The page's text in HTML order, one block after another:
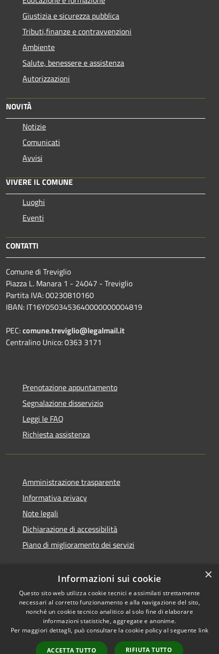
Giustizia e sicurezza pubblica
Tributi,finanze e contravvenzioni
Ambiente
Salute, benessere e assistenza
Autorizzazioni
NOVITÀ
Notizie
Comunicati
Avvisi
VIVERE IL COMUNE
Luoghi
Eventi
CONTATTI
Comune di Treviglio
Piazza L. Manara 1 - 24047 - Treviglio
Partita IVA: 00230810160
IBAN: IT16Y0503453640000000004819
PEC:comune.treviglio@legalmail.it
Centralino Unico: 0363 3171
Prenotazione appuntamento
Segnalazione disservizio
Leggi le FAQ
Richiesta assistenza
Amministrazione trasparente
Informativa privacy
Note legali
Dichiarazione di accessibilità
Piano di miglioramento dei servizi
RSS
Accessibilità
Privacy
Cookie
Mappa del sito
Copyright © 2026 • Comune di
Treviglio • Powered by
Municipium•Accesso
redazione
×
Informazioni sui cookie
Questo sito web utilizza cookie tecnici e assimilati strettamente
necessari al corretto funzionamento e alla navigazione del sito,
nonché un cookie tecnico analitico al solo fine di elaborare
informazioni statistiche, aggregate e anonime.
Per maggiori dettagli, può consultare la cookie policy al seguente link
ACCETTA TUTTO RIFIUTA TUTTO